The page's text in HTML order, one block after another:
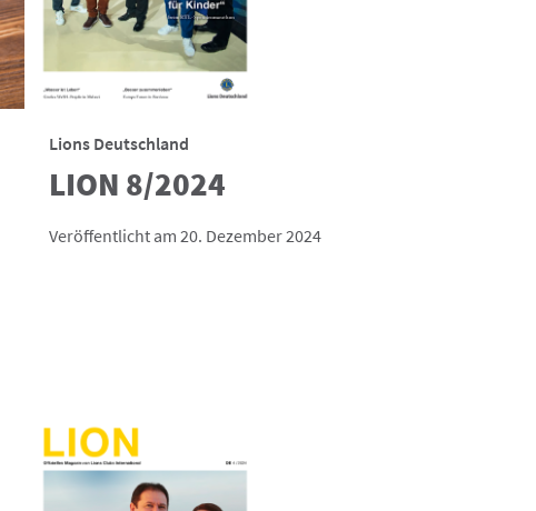
Lions Deutschland
LION 8/2024
Veröffentlicht am 20. Dezember 2024